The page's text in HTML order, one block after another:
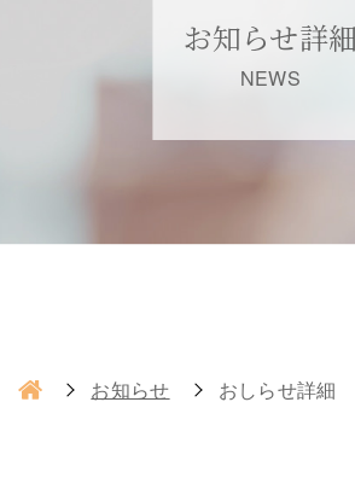
お知らせ詳細
NEWS
お知らせ おしらせ詳細